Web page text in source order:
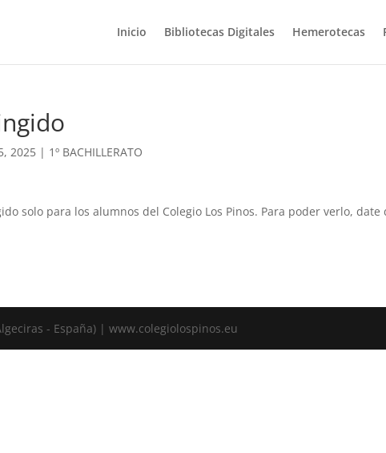
Inicio Bibliotecas Digitales Hemerotecas
2025 | 1º BACHILLERATO
solo para los alumnos del Colegio Los Pinos. Para poder verlo,
- España) | www.colegiolospinos.eu